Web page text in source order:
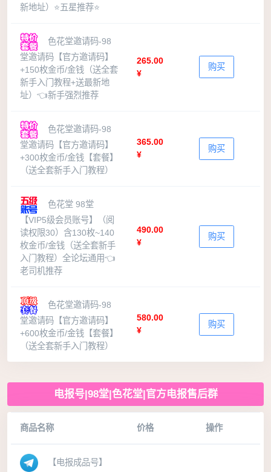
新地址）⭐五星推荐⭐
色花堂邀请码-98
堂邀请码【官方邀请码】
+150枚金币/金钱（送全套
新手入门教程+送最新地
址）👈新手强烈推荐
265.00
¥
购买
色花堂邀请码-98
堂邀请码【官方邀请码】
+300枚金币/金钱【套餐】
（送全套新手入门教程）
365.00
¥
购买
色花堂 98堂
【VIP5级会员账号】（阅
读权限30）含130枚~140
枚金币/金钱（送全套新手
入门教程）全论坛通用👈
老司机推荐
490.00
¥
购买
色花堂邀请码-98
堂邀请码【官方邀请码】
+600枚金币/金钱【套餐】
（送全套新手入门教程）
580.00
¥
购买
电报号|98堂|色花堂|官方电报售后群
商品名称 价格 操作
【电报成品号】